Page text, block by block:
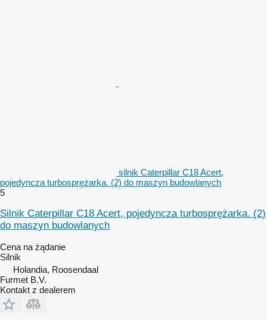
silnik Caterpillar C18 Acert,
pojedyncza turbosprężarka. (2) do maszyn budowlanych
5
Silnik Caterpillar C18 Acert, pojedyncza turbosprężarka. (2)
do maszyn budowlanych
Cena na żądanie
Silnik
Holandia, Roosendaal
Furmet B.V.
Kontakt z dealerem